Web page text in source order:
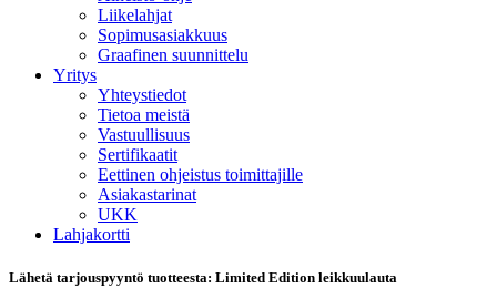
Liikelahjat
Sopimusasiakkuus
Graafinen suunnittelu
Yritys
Yhteystiedot
Tietoa meistä
Vastuullisuus
Sertifikaatit
Eettinen ohjeistus toimittajille
Asiakastarinat
UKK
Lahjakortti
Lähetä tarjouspyyntö tuotteesta: Limited Edition leikkuulauta